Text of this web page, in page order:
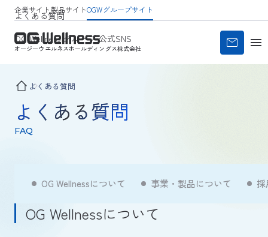
企業サイト製品サイトOGWグループサイト
オージーウエルネスホールディングス株式会社
よくある質問
OG Wellness グループ 公式SNS
よくある質問
よくある質問
FAQ
OG Wellnessについて
OG Wellnessについて 事業・製品について